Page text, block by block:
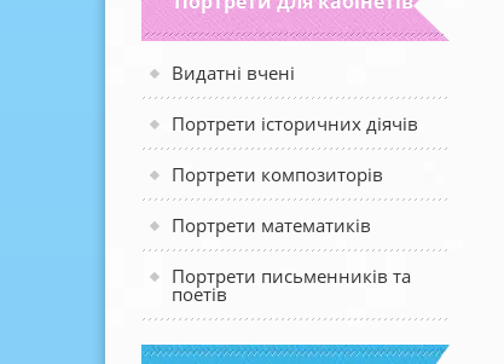
Видатні вчені
Портрети історичних діячів
Портрети композиторів
Портрети математиків
Портрети письменників та
поетів